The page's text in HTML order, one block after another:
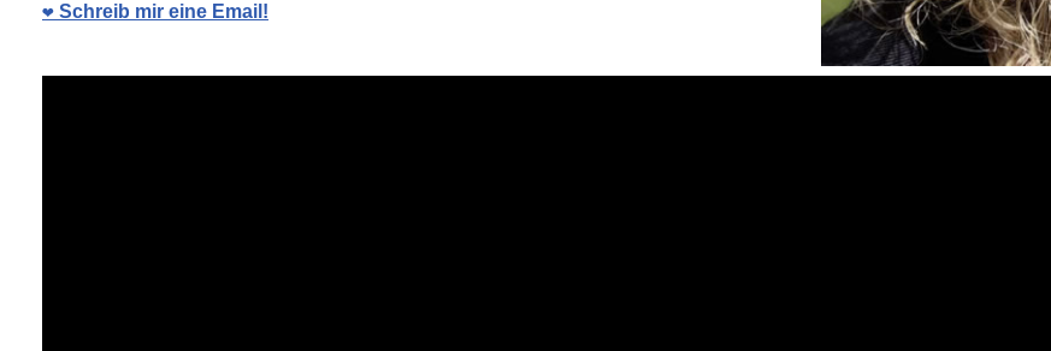
❤️ Schreib mir eine Email!